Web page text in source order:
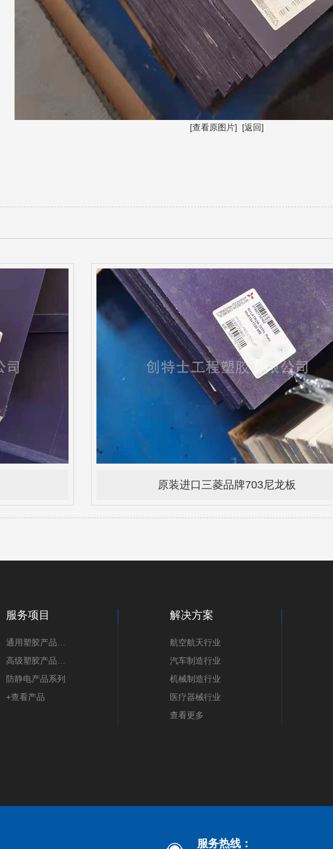
[查看原图片] [返回]
原装进口三菱品牌703尼龙板
服务项目
防静电产品系列
+查看产品
解决方案
航空航天行业
汽车制造行业
机械制造行业
医疗器械行业
查看更多
服务热线：